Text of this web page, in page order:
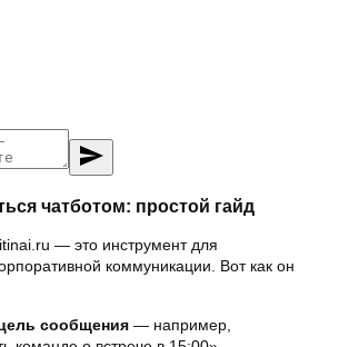
send
чатботом: простой гайд
— это инструмент для
коммуникации. Вот как он
сообщения — например,